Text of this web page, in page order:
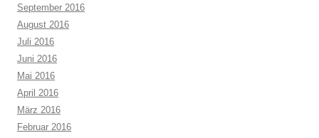
September 2016
August 2016
Juli 2016
Juni 2016
Mai 2016
April 2016
März 2016
Februar 2016